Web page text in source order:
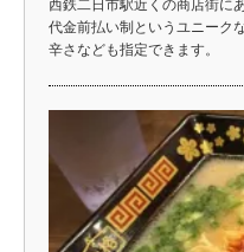
西鉄二日市駅近くの商店街に
代金前払い制というユニーク
辛さなども指定できます。